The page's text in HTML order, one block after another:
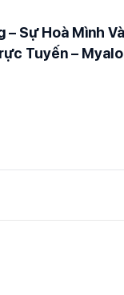
Sự Hoà Mình
Tuyến –